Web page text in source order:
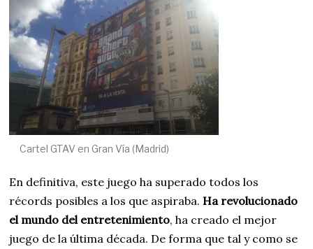
Cartel GTAV en Gran Vía (Madrid)
En definitiva, este juego ha superado todos los
récords posibles a los que aspiraba. Ha revolucionado
el mundo del entretenimiento, ha creado el mejor
juego de la última década. De forma que tal y como se